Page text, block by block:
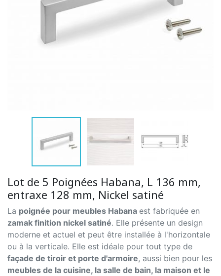
Lot de 5 Poignées Habana, L 136 mm,
entraxe 128 mm, Nickel satiné
La poignée pour meubles Habana est fabriquée en
zamak finition nickel satiné. Elle présente un design
moderne et actuel et peut être installée à l'horizontale
ou à la verticale. Elle est idéale pour tout type de
façade de tiroir et porte d'armoire, aussi bien pour les
meubles de la cuisine, la salle de bain, la maison et le